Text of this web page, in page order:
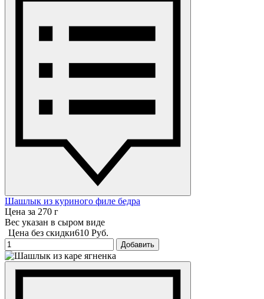
Шашлык из куриного филе бедра
Цена за 270 г
Вес указан в сыром виде
Цена без скидки610 Руб.
Добавить